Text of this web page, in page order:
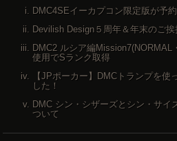
DMC4SEイーカプコン限定版が予
Devilish Design５周年＆年末のご挨
DMC2 ルシア編Mission7(NORMAL
使用でSランク取得
【JPポーカー】DMCトランプを使
した！
DMC シン・シザーズとシン・サイ
ついて